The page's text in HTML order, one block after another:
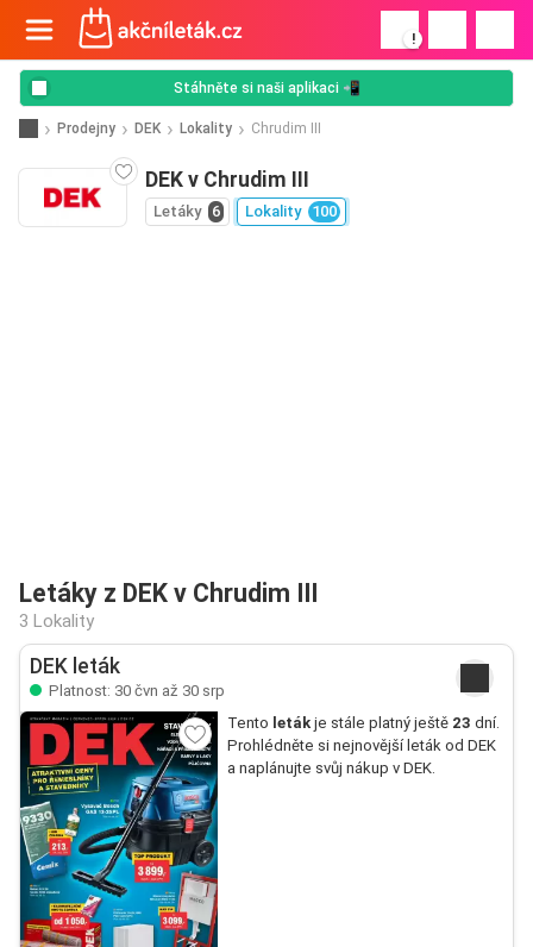
!
Stáhněte si naši aplikaci 📲
Prodejny DEK Lokality Chrudim III
DEK v Chrudim III
Letáky 6 Lokality 100
Letáky z DEK v Chrudim III
3 Lokality
DEK leták
Platnost: 30 čvn až 30 srp
Tento letákje stále platný ještě 23 dní.
Prohlédněte si nejnovější leták od DEK
a naplánujte svůj nákup v DEK.